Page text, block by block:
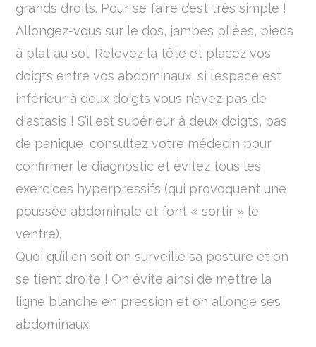
grands droits. Pour se faire c’est très simple !
Allongez-vous sur le dos, jambes pliées, pieds
à plat au sol. Relevez la tête et placez vos
doigts entre vos abdominaux, si l’espace est
inférieur à deux doigts vous n’avez pas de
diastasis ! S’il est supérieur à deux doigts, pas
de panique, consultez votre médecin pour
confirmer le diagnostic et évitez tous les
exercices hyperpressifs (qui provoquent une
poussée abdominale et font « sortir » le
ventre).
Quoi qu’il en soit on surveille sa posture et on
se tient droite ! On évite ainsi de mettre la
ligne blanche en pression et on allonge ses
abdominaux.